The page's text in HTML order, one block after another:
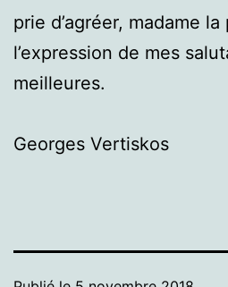
prie d’agréer, madame
l’expression de mes
meilleures.
Georges Vertiskos